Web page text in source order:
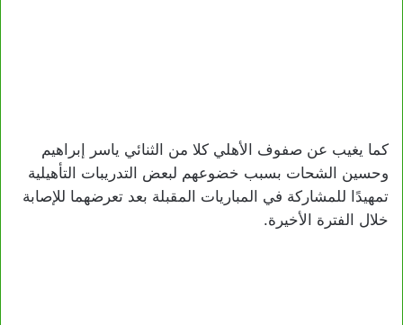
كما يغيب عن صفوف الأهلي كلا من الثنائي ياسر إبراهيم
وحسين الشحات بسبب خضوعهم لبعض التدريبات التأهيلية
تمهيدًا للمشاركة في المباريات المقبلة بعد تعرضهما للإصابة
خلال الفترة الأخيرة.